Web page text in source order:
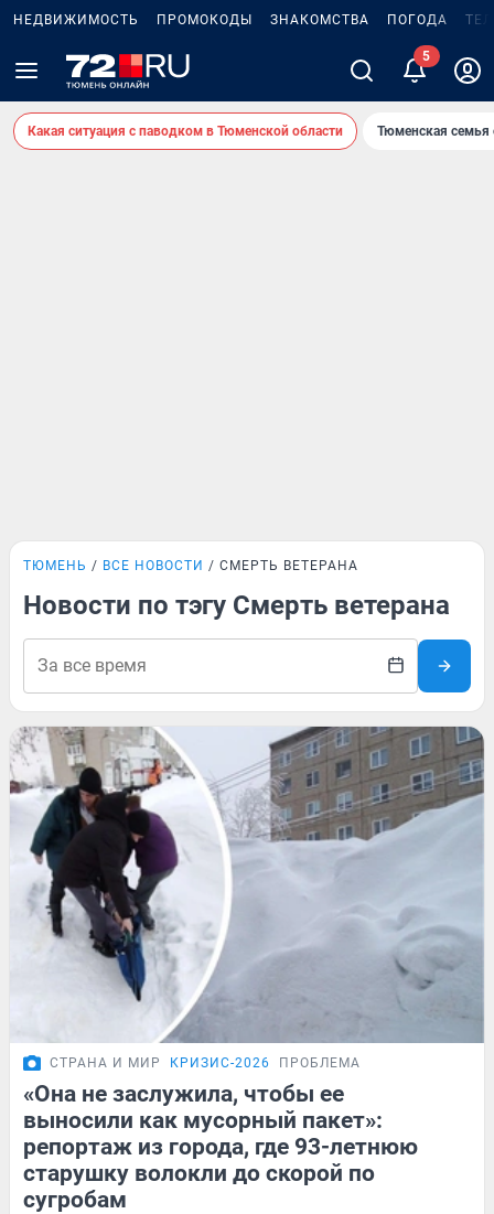
НЕДВИЖИМОСТЬ ПРОМОКОДЫ ЗНАКОМСТВА ПОГОДА
Какая ситуация с паводком в Тюменской области Тюменская семья
ТЮМЕНЬ ВСЕ НОВОСТИ СМЕРТЬ ВЕТЕРАНА
Новости по тэгу Смерть ветерана
СТРАНА И МИР КРИЗИС-2026 ПРОБЛЕМА
«Она не заслужила, чтобы ее
выносили как мусорный пакет»:
репортаж из города, где 93-летнюю
старушку волокли до скорой по
сугробам